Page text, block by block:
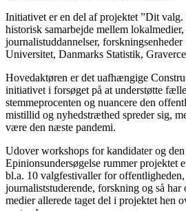
Initiativet er en del af projektet ”Dit valg.
historisk samarbejde mellem
journalistuddannelser,
Universitet, Danmarks Statistik,
Hovedaktøren er det uafhængige
initiativet i forsøget på at understøtte
stemmeprocenten og nuancere den
mistillid og nyhedstræthed spreder sig,
være den næste pandemi.
Udover workshops for kandidater og
Epinionsundersøgelse rummer projektet
bl.a. 10 valgfestivaller for
journaliststuderende, forskning og så
medier allerede taget del i projektet hen